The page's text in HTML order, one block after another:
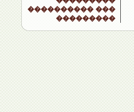
���������� ���
���������